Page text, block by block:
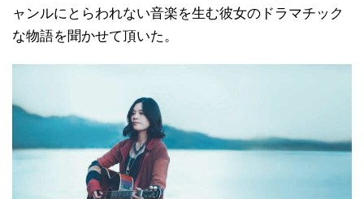
ャンルにとらわれない音楽を生む彼女のドラマチック
な物語を聞かせて頂いた。